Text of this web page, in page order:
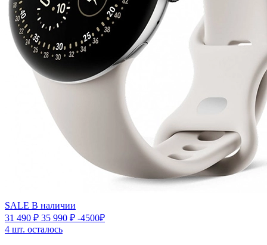
SALE В наличии
31 490 ₽ 35 990 ₽ -4500₽
4 шт. осталось